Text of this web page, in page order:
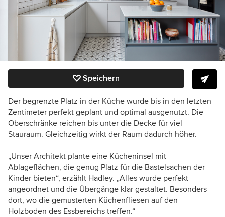
Speichern
Der begrenzte Platz in der Küche wurde bis in den letzten
Zentimeter perfekt geplant und optimal ausgenutzt. Die
Oberschränke reichen bis unter die Decke für viel
Stauraum. Gleichzeitig wirkt der Raum dadurch höher.
„Unser Architekt plante eine Kücheninsel mit
Ablageflächen, die genug Platz für die Bastelsachen der
Kinder bieten“, erzählt Hadley. „Alles wurde perfekt
angeordnet und die Übergänge klar gestaltet. Besonders
dort, wo die gemusterten Küchenfliesen auf den
Holzboden des Essbereichs treffen.“